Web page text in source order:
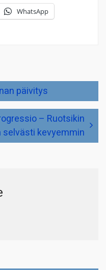
WhatsApp
päivitys
– Ruotsikin
selvästi kevyemmin